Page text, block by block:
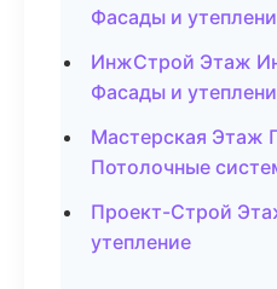
Фасады и
ИнжСтрой Этаж
Фасады и
Мастерская Этаж
Потолочные
Проект-Строй
утепление